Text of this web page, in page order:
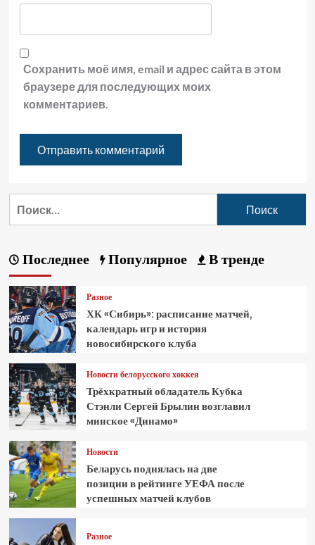
Сохранить моё имя, email и адрес сайта в этом
браузере для последующих моих
комментариев.
Последнее Популярное В тренде
Разное
ХК «Сибирь»: расписание матчей,
календарь игр и история
новосибирского клуба
Новости белорусского хоккея
Трёхкратный обладатель Кубка
Стэнли Сергей Брылин возглавил
минское «Динамо»
Новости
Беларусь поднялась на две
позиции в рейтинге УЕФА после
успешных матчей клубов
Разное